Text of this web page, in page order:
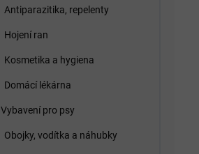
Antiparazitika, repelenty
Hojení ran
Kosmetika a hygiena
Domácí lékárna
Vybavení pro psy
Obojky, vodítka a náhubky